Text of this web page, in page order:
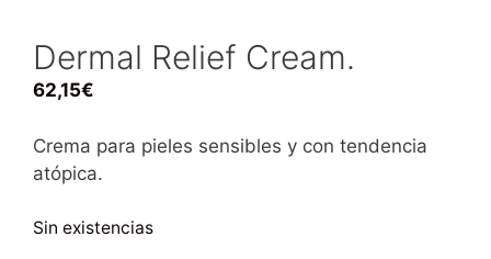
Dermal Relief Cream.
62,15€
Crema para pieles sensibles y con tendencia
atópica.
Sin existencias